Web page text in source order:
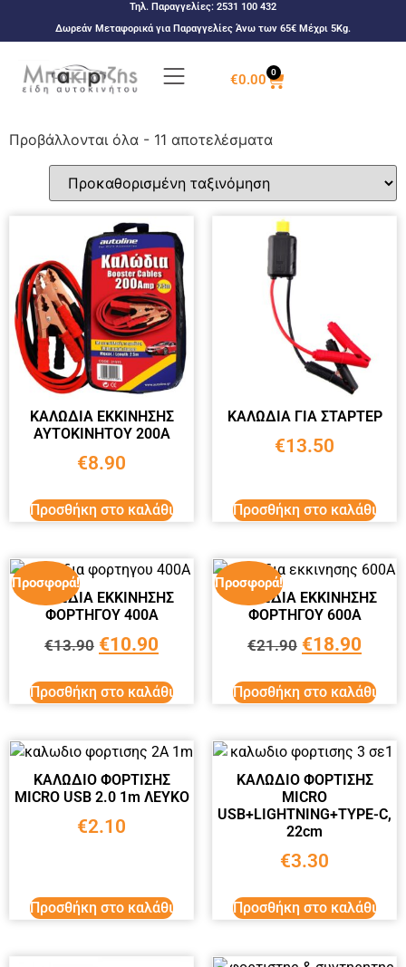
Τηλ. Παραγγελίες: 2531 100 432
Δωρεάν Μεταφορικά για Παραγγελίες Άνω των 65€ Μέχρι 5Kg.
€0.00 0
Προβάλλονται όλα - 11 αποτελέσματα
ΚΑΛΩΔIA ΕΚΚΙΝΗΣΗΣ
ΑΥΤΟΚΙΝΗΤΟΥ 200A
€8.90
Προσθήκη στο καλάθι
ΚΑΛΩΔΙΑ ΓΙΑ ΣΤΑΡΤΕΡ
€13.50
Προσθήκη στο καλάθι
Προσφορά!
ΚΑΛΩΔΙΑ ΕΚΚΙΝΗΣΗΣ
ΦΟΡΤΗΓΟΥ 400Α
€13.90 €10.90
Προσθήκη στο καλάθι
Προσφορά!
ΚΑΛΩΔΙΑ ΕΚΚΙΝΗΣΗΣ
ΦΟΡΤΗΓΟΥ 600Α
€21.90 €18.90
Προσθήκη στο καλάθι
ΚΑΛΩΔΙΟ ΦΟΡΤΙΣΗΣ
MICRO USB 2.0 1m ΛΕΥΚΟ
€2.10
Προσθήκη στο καλάθι
ΚΑΛΩΔΙΟ ΦΟΡΤΙΣΗΣ
MICRO
USB+LIGHTNING+TYPE-C,
22cm
€3.30
Προσθήκη στο καλάθι